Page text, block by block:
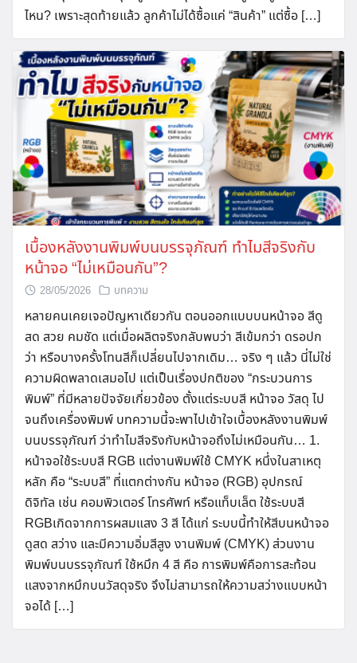
ไหน? เพราะสุดท้ายแล้ว ลูกค้าไม่ได้ซื้อแค่ “สินค้า” แต่ซื้อ […]
เบื้องหลังงานพิมพ์บนบรรจุภัณฑ์ ทำไมสีจริงกับ
หน้าจอ “ไม่เหมือนกัน”?
28/05/2026 บทความ
หลายคนเคยเจอปัญหาเดียวกัน ตอนออกแบบบนหน้าจอ สีดู
สด สวย คมชัด แต่เมื่อผลิตจริงกลับพบว่า สีเข้มกว่า ดรอปก
ว่า หรือบางครั้งโทนสีก็เปลี่ยนไปจากเดิม… จริง ๆ แล้ว นี่ไม่ใช่
ความผิดพลาดเสมอไป แต่เป็นเรื่องปกติของ “กระบวนการ
พิมพ์” ที่มีหลายปัจจัยเกี่ยวข้อง ตั้งแต่ระบบสี หน้าจอ วัสดุ ไป
จนถึงเครื่องพิมพ์ บทความนี้จะพาไปเข้าใจเบื้องหลังงานพิมพ์
บนบรรจุภัณฑ์ ว่าทำไมสีจริงกับหน้าจอถึงไม่เหมือนกัน… 1.
หน้าจอใช้ระบบสี RGB แต่งานพิมพ์ใช้ CMYK หนึ่งในสาเหตุ
หลัก คือ “ระบบสี” ที่แตกต่างกัน หน้าจอ (RGB) อุปกรณ์
ดิจิทัล เช่น คอมพิวเตอร์ โทรศัพท์ หรือแท็บเล็ต ใช้ระบบสี
RGBเกิดจากการผสมแสง 3 สี ได้แก่ ระบบนี้ทำให้สีบนหน้าจอ
ดูสด สว่าง และมีความอิ่มสีสูง งานพิมพ์ (CMYK) ส่วนงาน
พิมพ์บนบรรจุภัณฑ์ ใช้หมึก 4 สี คือ การพิมพ์คือการสะท้อน
แสงจากหมึกบนวัสดุจริง จึงไม่สามารถให้ความสว่างแบบหน้า
จอได้ […]